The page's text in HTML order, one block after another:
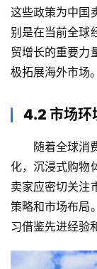
开
户
全
球
付
全
球
金
登录
这些政策为中国
别是在当前全球
贸增长的重要力
极拓展海外市场。
4.2 市场环
随着全球消
化，沉浸式购物
卖家应密切关注
策略和市场布局
习借鉴先进经验